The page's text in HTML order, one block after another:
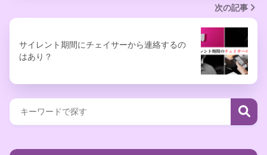
次の記事
サイレント期間にチェイサーから連絡するの
はあり？